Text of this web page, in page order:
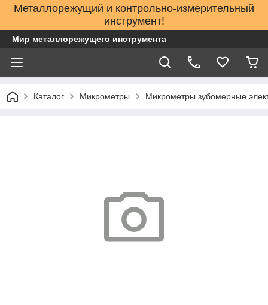
Металлорежущий и контрольно-измерительный
инструмент!
Мир металлорежущего инструмента
Каталог Микрометры Микрометры зубомерные